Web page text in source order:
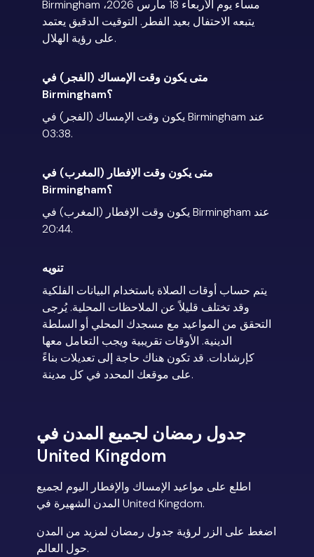
Birmingham مساء يوم الأربعاء 18 مارس 2026،
يتبعه الاحتفال بعيد الفطر. التوقيت الدقيق يعتمد
على رؤية الهلال.
متى يكون وقت الإمساك (الفجر) في
Birmingham؟
يكون وقت الإمساك (الفجر) في Birmingham عند
03:38.
متى يكون وقت الإفطار (المغرب) في
Birmingham؟
يكون وقت الإفطار (المغرب) في Birmingham عند
20:44.
تنويه
يتم حساب أوقات الصلاة باستخدام البيانات الفلكية
وقد تختلف قليلاً عن الملاحظات المحلية. يُرجى
التحقق من المواعيد مع مسجدك المحلي أو السلطة
الدينية. الأوقات تقريبية ويجب التعامل معها
كإرشادات. قد تكون هناك حاجة إلى تعديلات بناءً
على موقعك المحدد في كل مدينة.
جدول رمضان لجميع المدن في
United Kingdom
اطلع على مواعيد الإمساك والإفطار اليوم لجميع
المدن الشهيرة في United Kingdom.
اضغط على الزر لرؤية جدول رمضان لمزيد من المدن
حول العالم.